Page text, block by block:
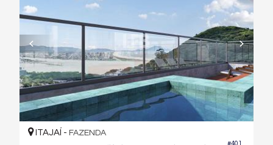
ITAJAÍ - FAZENDA